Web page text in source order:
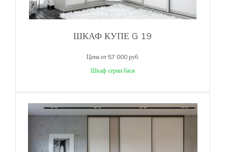
ШКАФ КУПЕ G 19
Цена от 57 000 руб.
Шкаф серии бася